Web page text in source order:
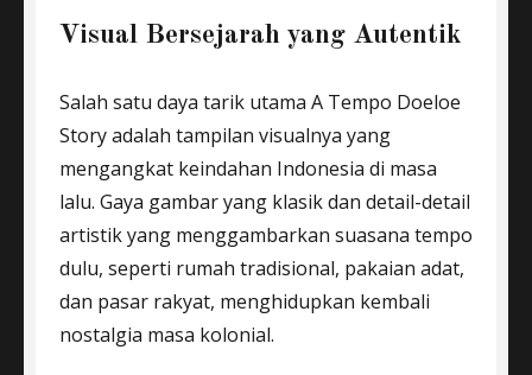
Visual Bersejarah yang Autentik
Salah satu daya tarik utama A Tempo Doeloe
Story adalah tampilan visualnya yang
mengangkat keindahan Indonesia di masa
lalu. Gaya gambar yang klasik dan detail-detail
artistik yang menggambarkan suasana tempo
dulu, seperti rumah tradisional, pakaian adat,
dan pasar rakyat, menghidupkan kembali
nostalgia masa kolonial.